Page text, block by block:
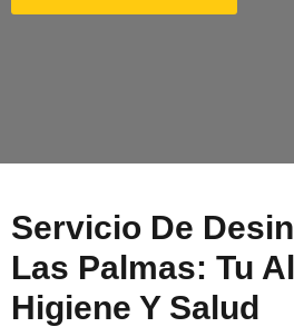
Servicio De
Las Palmas: Tu
Higiene Y Salud